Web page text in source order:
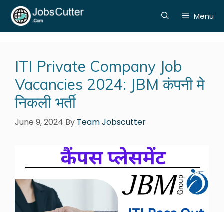
Menu
ITI Private Company Job
Vacancies 2024: JBM कंपनी मे
निकली भर्ती
June 9, 2024 By Team Jobscutter